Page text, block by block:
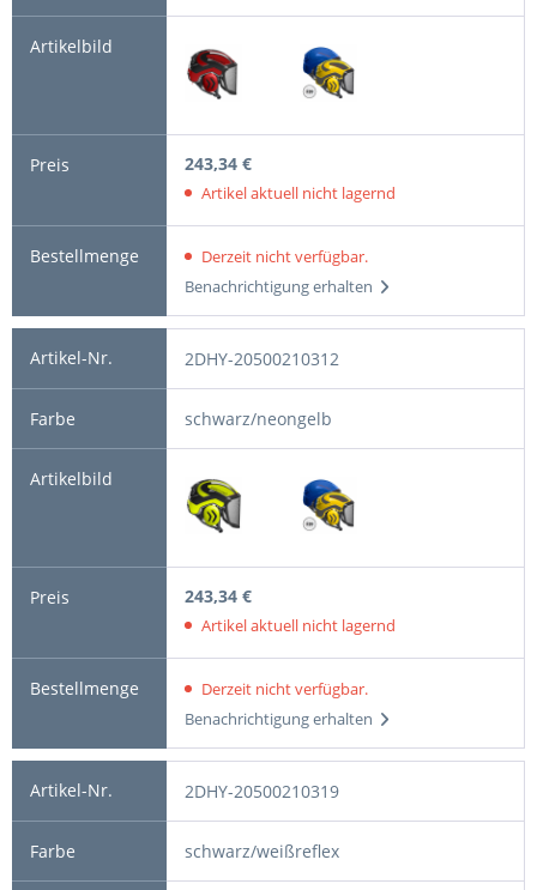
243,34 €
Artikel aktuell nicht lagernd
Derzeit nicht verfügbar.
Benachrichtigung erhalten
2DHY-20500210312
schwarz/neongelb
243,34 €
Artikel aktuell nicht lagernd
Derzeit nicht verfügbar.
Benachrichtigung erhalten
2DHY-20500210319
schwarz/weißreflex